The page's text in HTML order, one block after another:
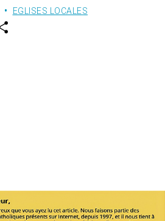
EGLISES LOCALES